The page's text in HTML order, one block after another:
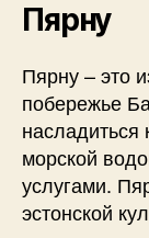
Пярну
Пярну – это
побережье
морской
услугами.
эстонской